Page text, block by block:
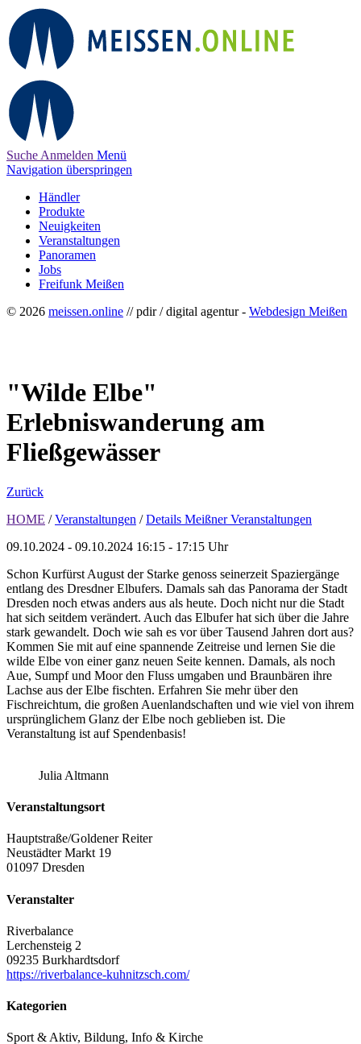
Suche Anmelden Menü
Navigation überspringen
Händler
Produkte
Neuigkeiten
Veranstaltungen
Panoramen
Jobs
Freifunk Meißen
© 2026 meissen.online // pdir / digital agentur - Webdesign Meißen
"Wilde Elbe"
Erlebniswanderung am
Fließgewässer
Zurück
HOME / Veranstaltungen / Details Meißner Veranstaltungen
09.10.2024 - 09.10.2024 16:15 - 17:15 Uhr
Schon Kurfürst August der Starke genoss seinerzeit Spaziergänge
entlang des Dresdner Elbufers. Damals sah das Panorama der Stadt
Dresden noch etwas anders aus als heute. Doch nicht nur die Stadt
hat sich seitdem verändert. Auch das Elbufer hat sich über die Jahre
stark gewandelt. Doch wie sah es vor über Tausend Jahren dort aus?
Kommen Sie mit auf eine spannende Zeitreise und lernen Sie die
wilde Elbe von einer ganz neuen Seite kennen. Damals, als noch
Aue, Sumpf und Moor den Fluss umgaben und Braunbären ihre
Lachse aus der Elbe fischten. Erfahren Sie mehr über den
Fischreichtum, die großen Auenlandschaften und wie viel von ihrem
ursprünglichem Glanz der Elbe noch geblieben ist. Die
Veranstaltung ist auf Spendenbasis!
Julia Altmann
Veranstaltungsort
Hauptstraße/Goldener Reiter
Neustädter Markt 19
01097 Dresden
Veranstalter
Riverbalance
Lerchensteig 2
09235 Burkhardtsdorf
https://riverbalance-kuhnitzsch.com/
Kategorien
Sport & Aktiv, Bildung, Info & Kirche